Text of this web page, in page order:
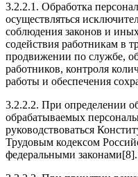
3.2.2.1. Обработка
осуществляться
соблюдения законов и
содействия работникам в
продвижении по службе,
работников, контроля
работы и обеспечения
3.2.2.2. При определении
обрабатываемых
руководствоваться
Трудовым кодексом
федеральными законами[8].